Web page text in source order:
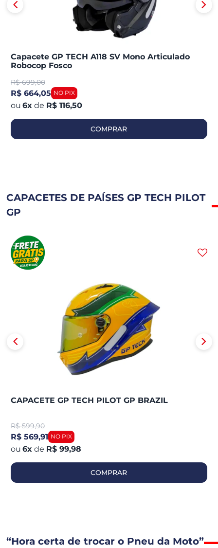
Capacete GP TECH A118 SV Mono Articulado
Robocop Fosco
R$ 699,00
R$ 664,05
6x de R$ 116,50
COMPRAR
CAPACETES DE PAÍSES GP TECH PILOT
GP
CAPACETE GP TECH PILOT GP BRAZIL
R$ 599,90
R$ 569,91
6x de R$ 99,98
COMPRAR
“Hora certa de trocar o Pneu da Moto”